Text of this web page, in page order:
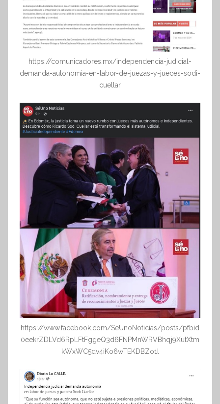
https://comunicadores.mx/independencia-judicial-
demanda-autonomia-en-labor-de-juezas-y-jueces-sodi-
cuellar
https://www.facebook.com/SeUnoNoticias/posts/pfbid
0eekrZDLVd6RpLFtFggeQ3d6FNPMnWRVBhqj9XutXtm
kWxWC5dv4iKo6wTEKDBZo1l